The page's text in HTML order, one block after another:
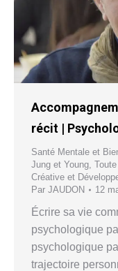
récit |
Santé Mentale et
Jung et Young
Créative et
Par JAUDON 12
Écrire sa vie
psychologique
psychologique
trajectoire